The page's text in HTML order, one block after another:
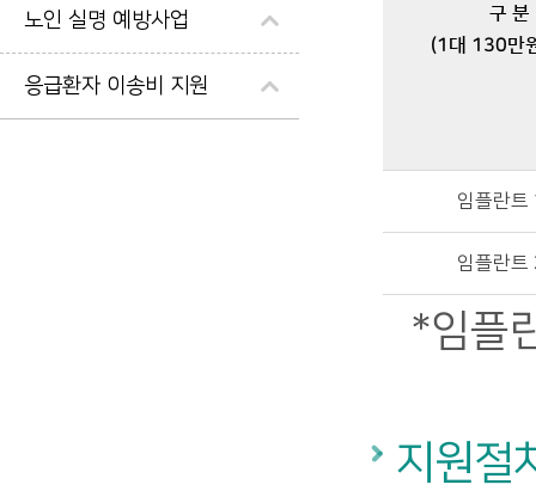
노인 실명 예방사업
응급환자 이송비 지원
구 분
(1대 130만
임플란트
임플란트
*임플
지원절